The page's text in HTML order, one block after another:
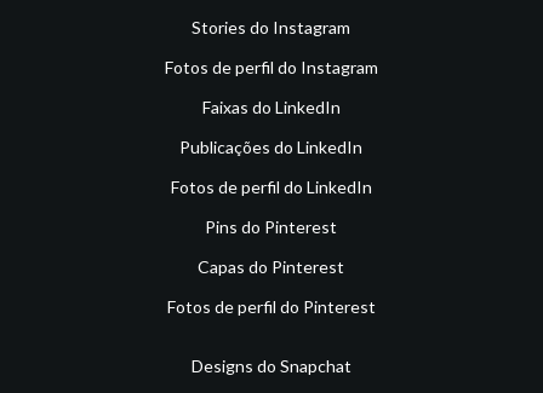
Stories do Instagram
Fotos de perfil do Instagram
Faixas do LinkedIn
Publicações do LinkedIn
Fotos de perfil do LinkedIn
Pins do Pinterest
Capas do Pinterest
Fotos de perfil do Pinterest
Designs do Snapchat